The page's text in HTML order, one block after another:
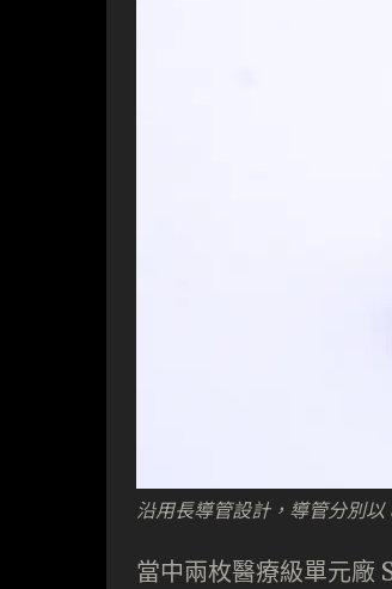
沿用長導管設計，導管分別
當中兩枚醫療級單元廠